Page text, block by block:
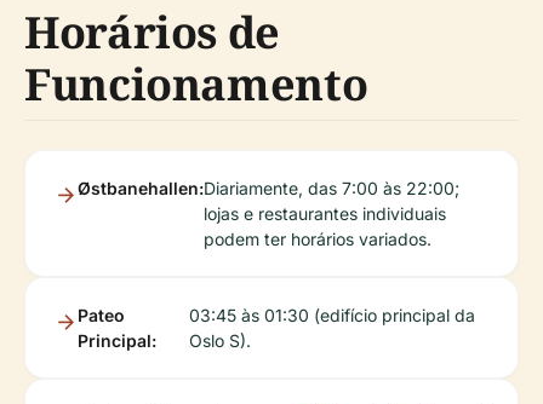
Horários de
Funcionamento
Østbanehallen:Diariamente, das 7:00 às 22:00;
lojas e restaurantes individuais
podem ter horários variados.
Pateo
Principal:
03:45 às 01:30 (edifício principal da
Oslo S).